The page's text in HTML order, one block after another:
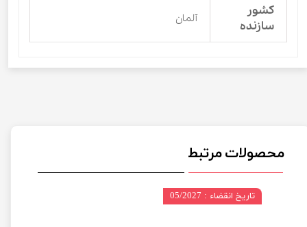
کشور
سازنده
آلمان
محصولات مرتبط
تاریخ انقضاء : 05/2027